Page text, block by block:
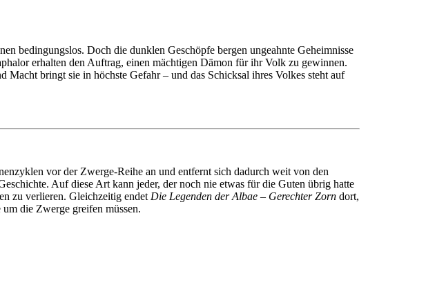
bedingungslos. Doch die dunklen Geschöpfe bergen ungeahnte Geheimnisse
erhalten den Auftrag, einen mächtigen Dämon für ihr Volk zu gewinnen.
bringt sie in höchste Gefahr – und das Schicksal ihres Volkes steht auf
vor der Zwerge-Reihe an und entfernt sich dadurch weit von den
Auf diese Art kann jeder, der noch nie etwas für die Guten übrig hatte
zu verlieren. Gleichzeitig endet Die Legenden der Albae – Gerechter Zorn dort,
die Zwerge greifen müssen.